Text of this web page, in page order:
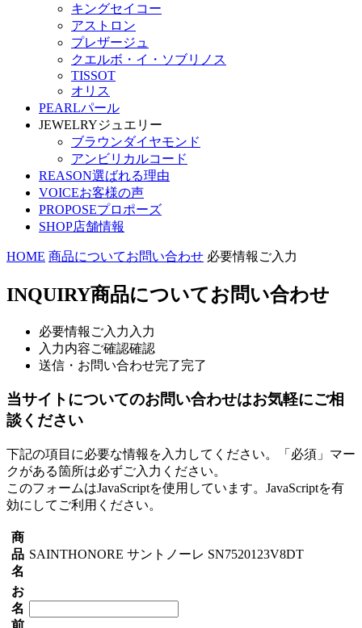
キングセイコー
アストロン
プレザージュ
クエルボ・イ・ソブリノス
TISSOT
オリス
PEARLパール
JEWELRYジュエリー
ブラウンダイヤモンド
アンビリカルコード
REASON選ばれる理由
VOICEお客様の声
PROPOSEプロポーズ
SHOP店舗情報
HOME 商品についてお問い合わせ 必要情報ご入力
INQUIRY商品についてお問い合わせ
必要情報ご入力 入力
入力内容ご確認確認
送信・お問い合わせ完了完了
当サイトについてのお問い合わせはお気軽にご相
談ください
下記の項目に必要な情報を入力してください。「必須」マー
クがある箇所は必ずご入力ください。
このフォームはJavaScriptを使用しています。JavaScriptを有
効にしてご利用ください。
商
品
名
SAINTHONORE サントノーレ SN7520123V8DT
お
名